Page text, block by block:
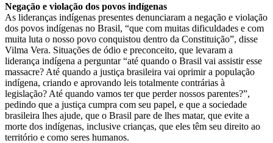
Negação e violação dos povos indígenas
As lideranças indígenas presentes denunciaram a negação e violação
dos povos indígenas no Brasil, “que com muitas dificuldades e com
muita luta o nosso povo conquistou dentro da Constituição”, disse
Vilma Vera. Situações de ódio e preconceito, que levaram a
liderança indígena a perguntar “até quando o Brasil vai assistir esse
massacre? Até quando a justiça brasileira vai oprimir a população
indígena, criando e aprovando leis totalmente contrárias à
legislação? Até quando vamos ter que perder nossos parentes?”,
pedindo que a justiça cumpra com seu papel, e que a sociedade
brasileira lhes ajude, que o Brasil pare de lhes matar, que evite a
morte dos indígenas, inclusive crianças, que eles têm seu direito ao
território e como seres humanos.